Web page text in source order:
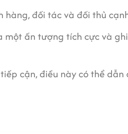
đối tác và đối thủ
ấn tượng tích cực và
cận, điều này có thể